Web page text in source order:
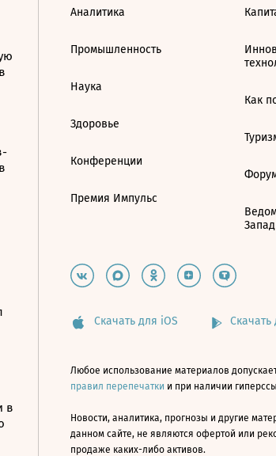
в
Аналитика
Промышленность
Наука
Здоровье
Конференции
Премия Импульс
Как
Запад
Скачать для iOS Скачать
Любое использование материалов
правил перепечатки и при наличии
Новости, аналитика, прогнозы и другие
данном сайте, не являются офертой или
продаже каких-либо активов.